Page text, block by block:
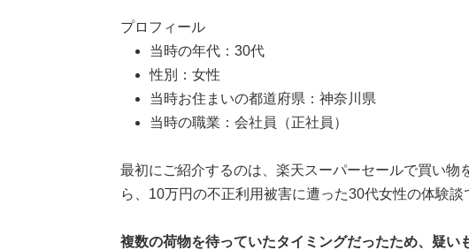
プロフィール
当時の年代：30代
性別：女性
当時お住まいの都道府県：神奈川県
当時の職業：会社員（正社員）
最初にご紹介するのは、楽天スーパーセールで買い物
ら、10万円の不正利用被害に遭った30代女性の体験談
複数の荷物を待っていたタイミングだったため、疑い